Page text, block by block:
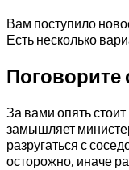
Вам поступило
Есть несколько
Поговорите
За вами опять
замышляет
разругаться с
осторожно, иначе